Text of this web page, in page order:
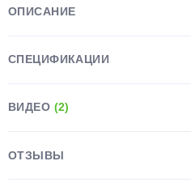
ОПИСАНИЕ
СПЕЦИФИКАЦИИ
ВИДЕО (2)
ОТЗЫВЫ